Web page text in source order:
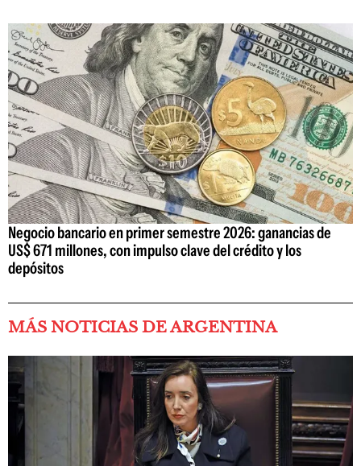
Negocio bancario en primer semestre 2026: ganancias de
US$ 671 millones, con impulso clave del crédito y los
depósitos
MÁS NOTICIAS DE ARGENTINA